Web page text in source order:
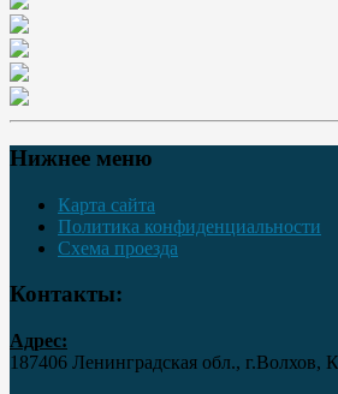
Нижнее меню
Карта сайта
Политика конфиденциальности
Схема проезда
Контакты:
Адрес:
187406 Ленинградская обл., г.Волхов,